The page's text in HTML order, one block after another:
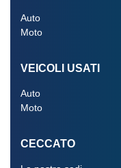
Auto
Moto
VEICOLI USATI
Auto
Moto
CECCATO